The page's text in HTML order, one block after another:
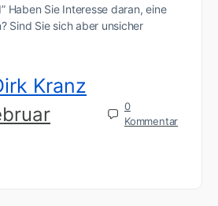
Haben Sie Interesse daran, eine
Sind Sie sich aber unsicher
Kranz
0
Kommentar